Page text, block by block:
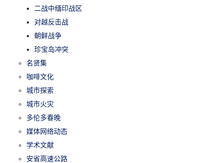
二战中缅印战区
对越反击战
朝鲜战争
珍宝岛冲突
名贤集
咖啡文化
城市探索
城市火灾
多伦多春晚
媒体网络动态
学术文献
安省高速公路